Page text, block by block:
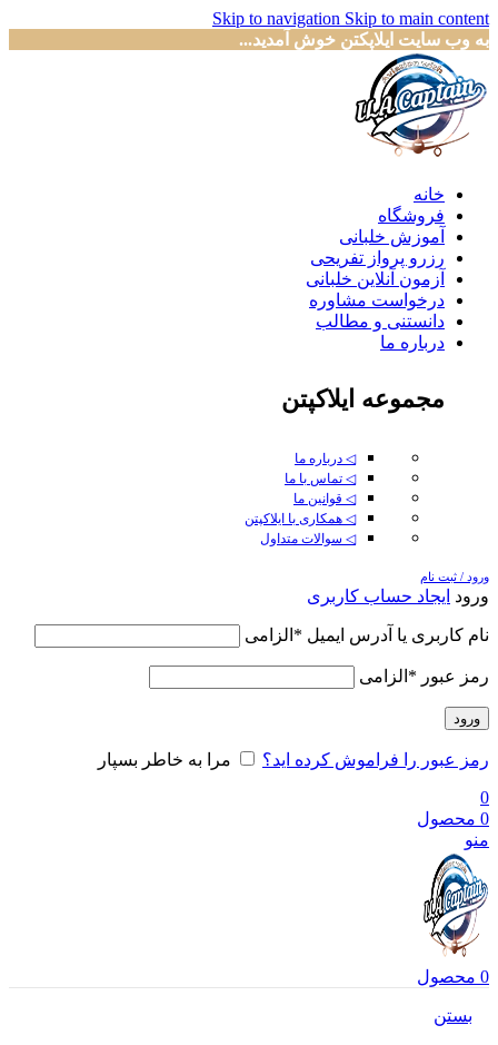
Skip to navigation Skip to main content
به وب سایت ایلاپکتن خوش آمدید...
خانه
فروشگاه
آموزش خلبانی
رزرو پرواز تفریحی
آزمون آنلاین خلبانی
درخواست مشاوره
دانستنی و مطالب
درباره ما
مجموعه ایلاکپتن
◁ درباره ما
◁ تماس با ما
◁ قوانین ما
◁ همکاری با ایلاکپتن
◁ سوالات متداول
ورود / ثبت نام
ورود ایجاد حساب کاربری
نام کاربری یا آدرس ایمیل * الزامی
رمز عبور * الزامی
ورود
رمز عبور را فراموش کرده اید؟
مرا به خاطر بسپار
0
0 محصول
منو
0 محصول
بستن